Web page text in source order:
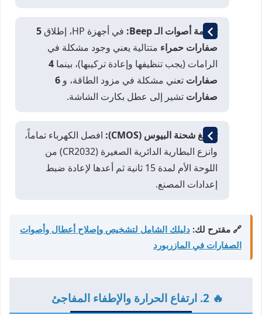
ترجمة أصوات الـ Beep: في أجهزة HP، إطلاق
5
صفارات حمراء متتالية يعني وجود مشكلة في
الرامات (يجب تنظيفها وإعادة تركيبها)، بينما 4
صفارات تعني مشكلة في مزود الطاقة، و 6
صفارات تشير إلى عطل بكارت الشاشة.
تفريغ شحنة البيوس (CMOS):
افصل الكهرباء تماماً،
وانزع البطارية الدائرية الصغيرة (CR2032) من
اللوحة الأم لمدة 15 ثانية ثم أعدها لإعادة ضبط
إعدادات المصنع.
🔗 مقترح لك: دليلك الشامل لتشخيص وإصلاح أعطال وأصوات
الصفارات في المازربورد
🔥 2. ارتفاع الحرارة والإطفاء المفاجئ